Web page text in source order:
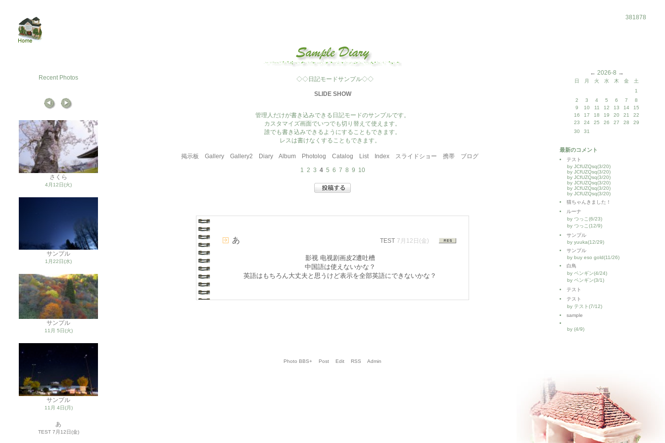
381878
Recent Photos
さくら
4月12日(火)
サンプル
1月22日(水)
サンプル
11月 5日(火)
サンプル
11月 4日(月)
あ
TEST 7月12日(金)
◇◇日記モードサンプル◇◇
SLIDE SHOW
管理人だけが書き込みできる日記モードのサンプルです。
カスタマイズ画面でいつでも切り替えて使えます。
誰でも書き込みできるようにすることもできます。
レスは書けなくすることもできます。
掲示板 Gallery Gallery2 Diary Album Photolog Catalog List Index スライドショー 携帯
ブログ
1 2 3 4 5 6 7 8 9 10
あ TEST 7月12日(金)
影视 电视剧画皮2遭吐槽
中国語は使えないかな？
英語はもちろん大丈夫と思うけど表示を全部英語にできないかな？
Photo BBS+ Post Edit RSS Admin
← 2026-8 →
日 月 火 水 木 金
土
1
2
3 4 5 6 7
8
9
10 11 12 13 14
15
16
17 18 19 20 21
22
23
24 25 26 27 28
29
30
31
最新のコメント
テスト
by JCfUZQsq(3/20)
by JCfUZQsq(3/20)
by JCfUZQsq(3/20)
by JCfUZQsq(3/20)
by JCfUZQsq(3/20)
by JCfUZQsq(3/20)
猫ちゃんきました！
ルーナ
by つっこ(6/23)
by つっこ(12/9)
サンプル
by yuuka(12/29)
サンプル
by buy eso gold(11/26)
白鳥
by ペンギン(4/24)
by ペンギン(3/1)
テスト
テスト
by テスト(7/12)
sample
by (4/9)